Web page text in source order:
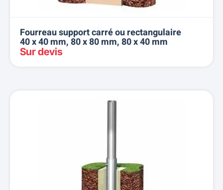
Fourreau support carré ou rectangulaire
40 x 40 mm, 80 x 80 mm, 80 x 40 mm
Sur devis